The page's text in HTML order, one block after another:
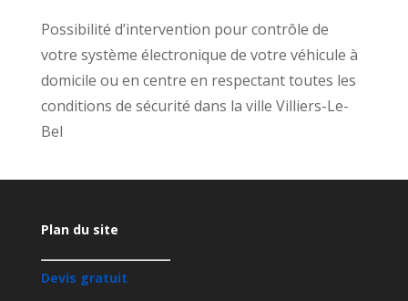
Possibilité d’intervention pour contrôle de
votre système électronique de votre véhicule à
domicile ou en centre en respectant toutes les
conditions de sécurité dans la ville Villiers-Le-
Bel
Plan du site
Devis gratuit